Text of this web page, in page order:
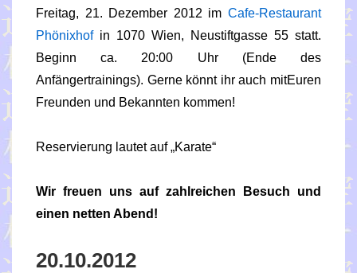
Freitag, 21. Dezember 2012 im Cafe-Restaurant
Phönixhofin 1070 Wien, Neustiftgasse 55 statt.
Beginn ca. 20:00 Uhr (Ende des
Anfängertrainings). Gerne könnt ihr auch mitEuren
Freunden und Bekannten kommen!
Reservierung lautet auf „Karate“
Wir freuen uns auf zahlreichen Besuch und
einen netten Abend!
20.10.2012